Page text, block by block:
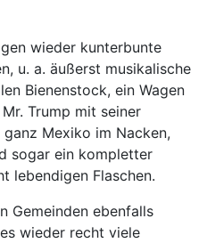
wieder kunterbunte
u. a. äußerst musikalische
Bienenstock, ein Wagen
Trump mit seiner
Mexiko im Nacken,
sogar ein kompletter
lebendigen Flaschen.
Gemeinden ebenfalls
wieder recht viele